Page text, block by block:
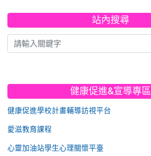
站內搜尋
健康促進&宣導專區
健康促進學校計畫輔導訪視平台
愛滋教育課程
心靈加油站學生心理關懷平臺